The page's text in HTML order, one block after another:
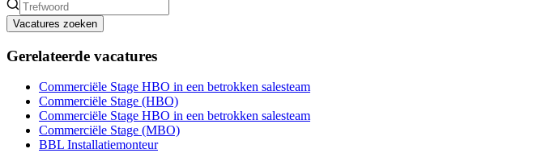
Vacatures zoeken
Gerelateerde vacatures
Commerciële Stage HBO in een betrokken salesteam
Commerciële Stage (HBO)
Commerciële Stage HBO in een betrokken salesteam
Commerciële Stage (MBO)
BBL Installatiemonteur